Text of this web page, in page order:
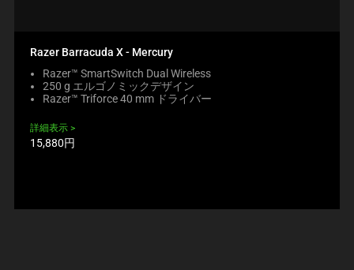
Razer Barracuda X - Mercury
Razer™ SmartSwitch Dual Wireless
250 g エルゴノミックデザイン
Razer™ Triforce 40 mm ドライバー
詳細表示
製
15,880円